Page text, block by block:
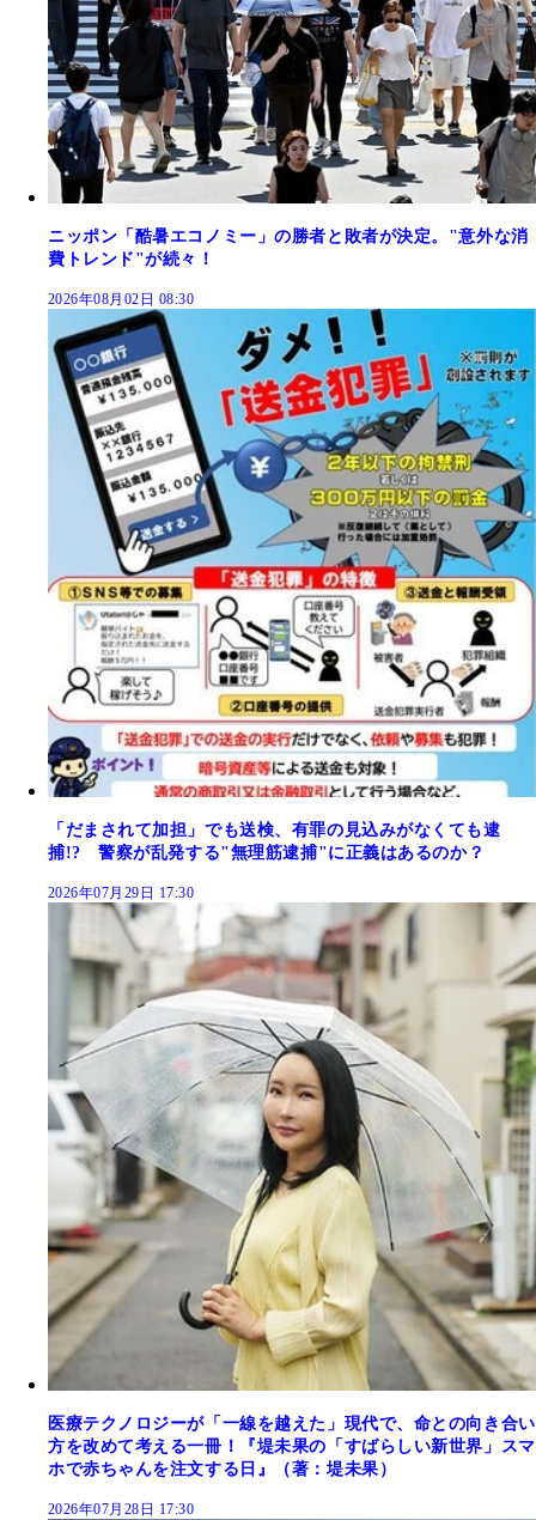
ニッポン「酷暑エコノミー」の勝者と敗者が決定。"意外な消
費トレンド"が続々！
2026年08月02日 08:30
「だまされて加担」でも送検、有罪の見込みがなくても逮
捕!? 警察が乱発する"無理筋逮捕"に正義はあるのか？
2026年07月29日 17:30
医療テクノロジーが「一線を越えた」現代で、命との向き合い
方を改めて考える一冊！『堤未果の「すばらしい新世界」スマ
ホで赤ちゃんを注文する日』（著：堤未果）
2026年07月28日 17:30